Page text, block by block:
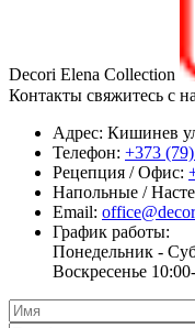
Decori Elena Collection
Контакты свяжитесь с
Адрес: Кишинев
Телефон: +373
Рецепция / Офис:
Напольные /
Email:
График работы:
Понедельник -
Воскресенье